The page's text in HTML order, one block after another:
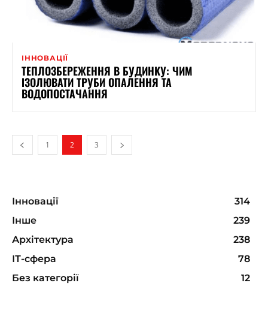
ІННОВАЦІЇ
ТЕПЛОЗБЕРЕЖЕННЯ В БУДИНКУ: ЧИМ
ІЗОЛЮВАТИ ТРУБИ ОПАЛЕННЯ ТА
ВОДОПОСТАЧАННЯ
1 2 3
Інновації
314
Інше
239
Архітектура
238
ІТ-сфера
78
Без категорії
12